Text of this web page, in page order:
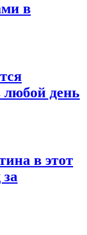
в
день
в этот